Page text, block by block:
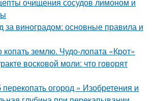
очищения сосудов лимоном и
за виноградом: основные правила и
копать землю. Чудо-лопата «Крот»
восковой моли: что говорят
перекопать огород » Изобретения и